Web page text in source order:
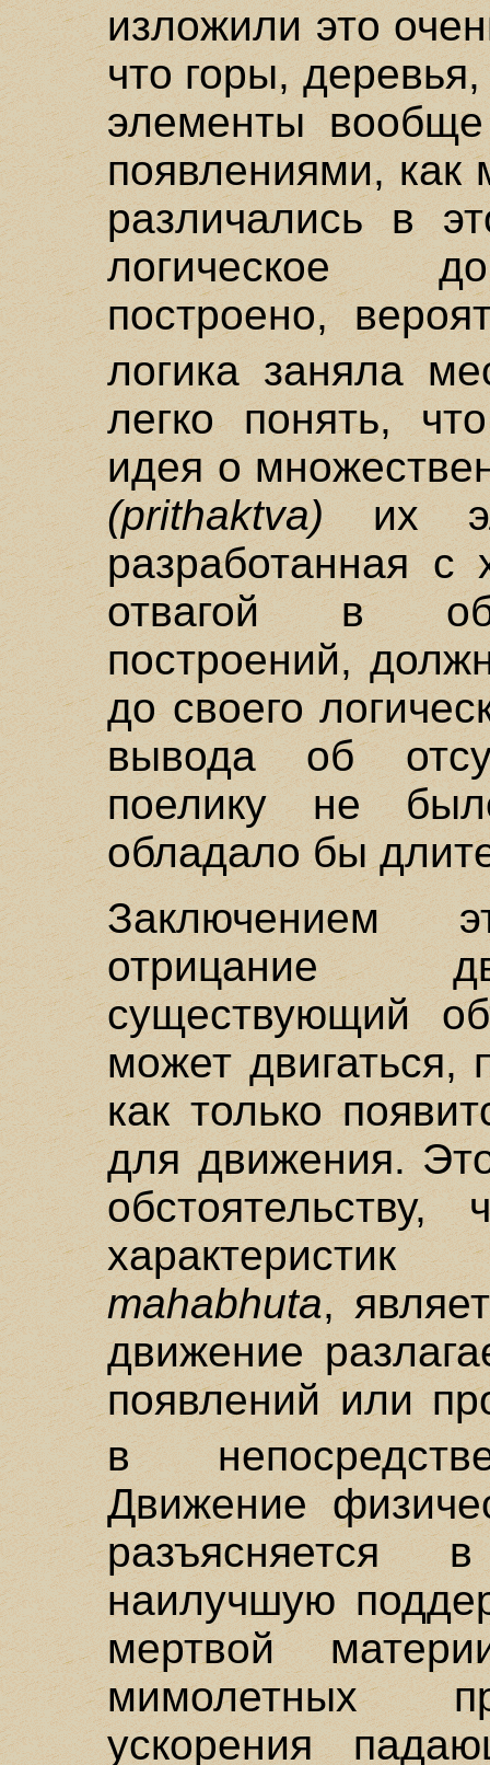
изложили это
что горы,
элементы
появлениями,
различались в
логическое
построено,
логика заняла
легко понять,
идея о
(prithaktva)их
разработанная с
отвагой в
построений,
до своего
вывода об
поелику не
обладало бы
Заключением
отрицание
существующий
может двигаться,
как только
для движения.
mahabhuta,
движение
появлений или
в
Движение
разъясняется
наилучшую
мертвой
мимолетных
ускорения